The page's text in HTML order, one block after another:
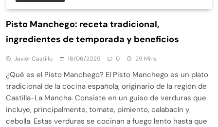
Pisto Manchego: receta tradicional,
ingredientes de temporada y beneficios
Javier Castillo 16/06/2025 0 29 Mins
¿Qué es el Pisto Manchego? El Pisto Manchego es un plato
tradicional de la cocina española, originario de la región de
Castilla-La Mancha. Consiste en un guiso de verduras que
incluye, principalmente, tomate, pimiento, calabacín y
cebolla. Estas verduras se cocinan a fuego lento hasta que